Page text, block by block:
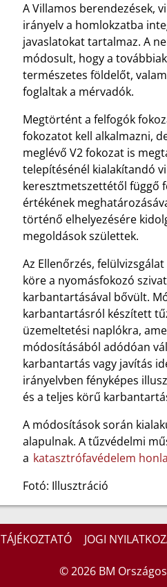
AVillamos berendezések,
irányelv a homlokzatba
javaslatokat tartalmaz. A
módosult, hogy a
természetes földelőt,
foglaltak a mérvadók.
Megtörtént a felfogók
fokozatot kell alkalmazni,
meglévő V2 fokozat is
telepítésénél kialakítandó
keresztmetszettétől függő
értékének
történő elhelyezésére
megoldások születtek.
Az Ellenőrzés,
köre a nyomásfokozó
karbantartásával bővült.
karbantartásról készített
üzemeltetési naplókra,
módosításából adódóan
karbantartás vagy javítás
irányelvben fényképes
és a teljes körű
A módosítások során
alapulnak. A tűzvédelmi
a katasztrófavédelem
Fotó: Illusztráció
JOGI
© 2026 BM